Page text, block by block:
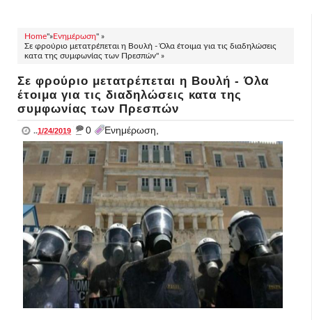
Home"»Ενημέρωση" »
Σε φρούριο μετατρέπεται η Βουλή - Όλα έτοιμα για τις διαδηλώσεις
κατα της συμφωνίας των Πρεσπών" »
Σε φρούριο μετατρέπεται η Βουλή - Όλα
έτοιμα για τις διαδηλώσεις κατα της
συμφωνίας των Πρεσπών
..1/24/2019 _ 0 Ενημέρωση,